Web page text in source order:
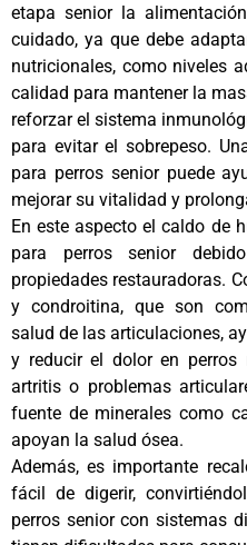
etapa senior la
cuidado, ya que debe
nutricionales, como niveles
calidad para mantener la
reforzar el sistema
para evitar el sobrepeso.
para perros senior puede
mejorar su vitalidad y
En este aspecto el caldo de
para perros senior
propiedades restauradoras.
y condroitina, que son
salud de las articulaciones,
y reducir el dolor en perros
artritis o problemas
fuente de minerales como
apoyan la salud ósea.
Además, es importante
fácil de digerir,
perros senior con sistemas